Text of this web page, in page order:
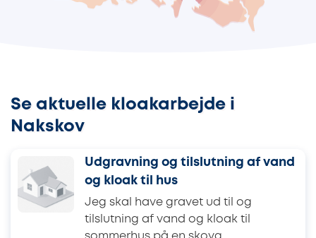
Se aktuelle kloakarbejde i
Nakskov
Udgravning og tilslutning af vand
og kloak til hus
Jeg skal have gravet ud til og
tilslutning af vand og kloak til